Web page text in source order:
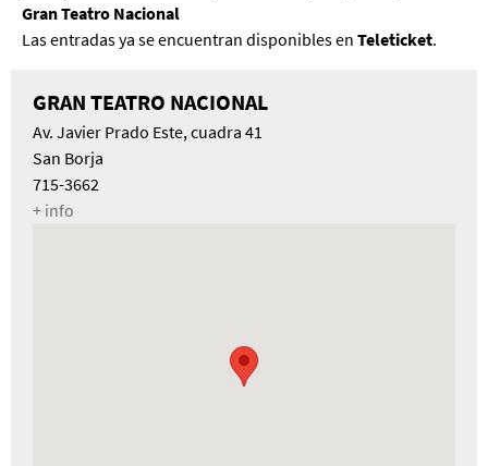
Gran Teatro Nacional
Las entradas ya se encuentran disponibles en Teleticket.
GRAN TEATRO NACIONAL
Av. Javier Prado Este, cuadra 41
San Borja
715-3662
+ info